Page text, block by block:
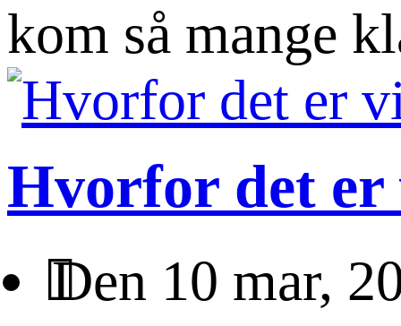
kom så mange
Hvorfor det
Den 10 mar,